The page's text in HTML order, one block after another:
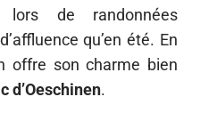
de randonnées
qu’en été. En
offre son charme bien
d’Oeschinen.